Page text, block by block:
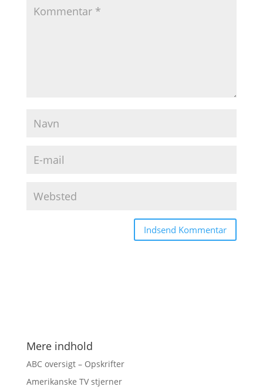
Mere indhold
ABC oversigt – Opskrifter
Amerikanske TV stjerner